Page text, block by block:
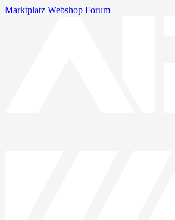
Marktplatz Webshop Forum